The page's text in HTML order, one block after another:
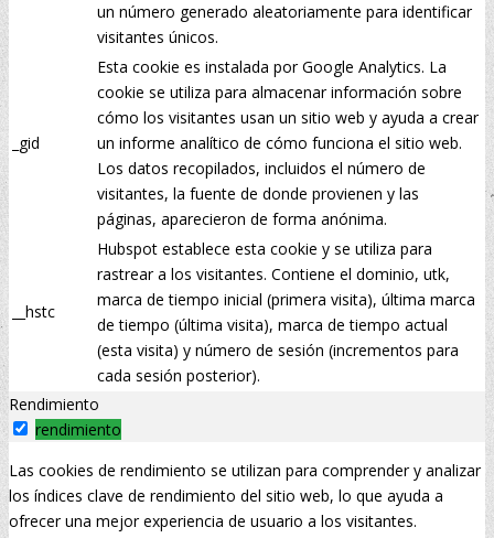
un número generado aleatoriamente para identificar
visitantes únicos.
_gid
Esta cookie es instalada por Google Analytics. La
cookie se utiliza para almacenar información sobre
cómo los visitantes usan un sitio web y ayuda a crear
un informe analítico de cómo funciona el sitio web.
Los datos recopilados, incluidos el número de
visitantes, la fuente de donde provienen y las
páginas, aparecieron de forma anónima.
__hstc
Hubspot establece esta cookie y se utiliza para
rastrear a los visitantes. Contiene el dominio, utk,
marca de tiempo inicial (primera visita), última marca
de tiempo (última visita), marca de tiempo actual
(esta visita) y número de sesión (incrementos para
cada sesión posterior).
Rendimiento
rendimiento
Las cookies de rendimiento se utilizan para comprender y analizar
los índices clave de rendimiento del sitio web, lo que ayuda a
ofrecer una mejor experiencia de usuario a los visitantes.